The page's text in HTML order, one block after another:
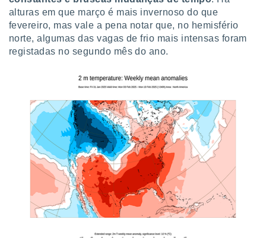
alturas em que março é mais invernoso do que
fevereiro, mas vale a pena notar que, no hemisfério
norte, algumas das vagas de frio mais intensas foram
registadas no segundo mês do ano.